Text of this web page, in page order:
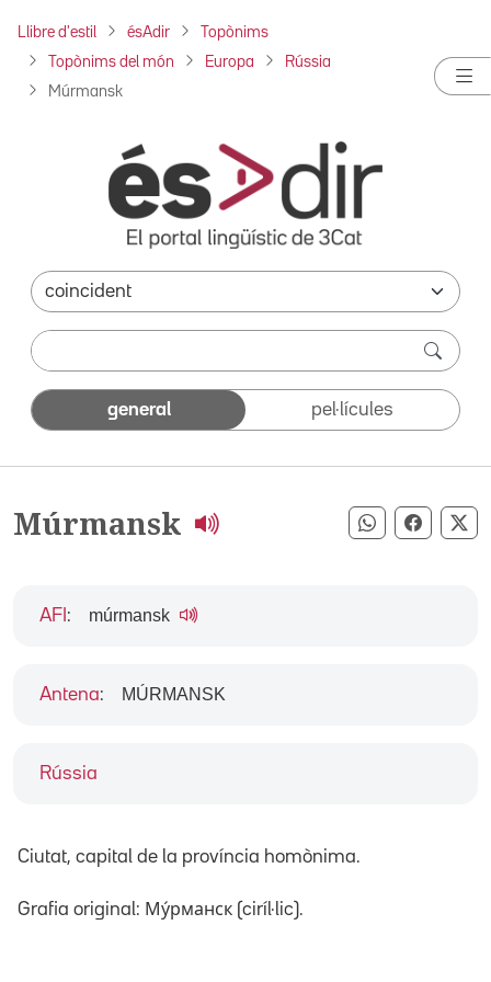
Llibre d'estil ésAdir Topònims
Topònims del món Europa Rússia
Múrmansk
general pel·lícules
Múrmansk Compartir
Rússia
AFI : múrmansk
Antena: MÚRMANSK
Ciutat, capital de la província homònima.
Grafia original: Му́рманск (ciríl·lic).